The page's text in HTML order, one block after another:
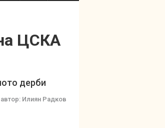
ЦСКА
дерби
автор: Илиян Радков